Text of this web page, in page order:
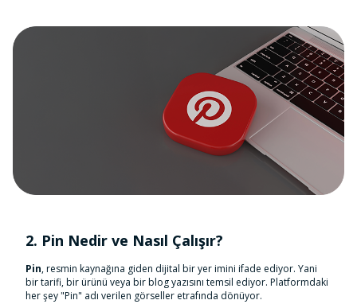
2. Pin Nedir ve Nasıl Çalışır?
Pin, resmin kaynağına giden dijital bir yer imini ifade ediyor. Yani
bir tarifi, bir ürünü veya bir blog yazısını temsil ediyor. Platformdaki
her şey "Pin" adı verilen görseller etrafında dönüyor.